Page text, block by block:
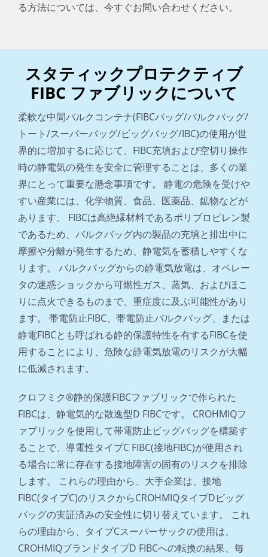
る方法については、今すぐお問い合わせください。
スタティックプロテクティブ
FIBC ファブリックについて
柔軟な中間バルクコンテナ(FIBCバッグ/バルクバッグ/
トート/スーパーバッグ/ビッグバッグ/IBC)の使用が世
界的に増加するに応じて、FIBC充填および空切り操作
時の静電気の発生を安全に管理することは、多くの業
界にとって重要な懸念事項です。 静電の危険を受けや
すい産業には、化学物質、食品、医薬品、鉱物などが
あります。 FIBCは高絶縁材料であるポリプロピレン製
であるため、バルクバッグ内の製品の充填と排出中に
摩擦や分離が発生するため、静電気を蓄積しやすくな
ります。 バルクバッグからの静電気放電は、オペレー
タの迷惑ショックから可燃性ガス、蒸気、およびほこ
りに点火できるものまで、重症度に及ぶ可能性があり
ます。 帯電防止FIBC、帯電防止バルクバッグ、または
静電FIBCとも呼ばれる静的保護特性を有するFIBCを使
用することにより、危険な静電気放電のリスクが大幅
に低減されます。
クロフミク®静的保護FIBCファブリックで作られた
FIBCは、静電気的な散逸型D FIBCです。 CROHMIQフ
ァブリックを使用して帯電防止ビッグバッグを構築す
ることで、導電性タイプC FIBC(接地FIBC)が使用され
る場合に常に存在する接地障害の固有のリスクを排除
します。 これらの理由から、大手企業は、接地
FIBC(タイプC)のリスクからCROHMIQタイプDビッグ
バッグの実証済みの安全性に切り替えています。 これ
らの理由から、タイプCスーパーサックの使用は、
CROHMIQブランドタイプD FIBCへの転換の結果、毎